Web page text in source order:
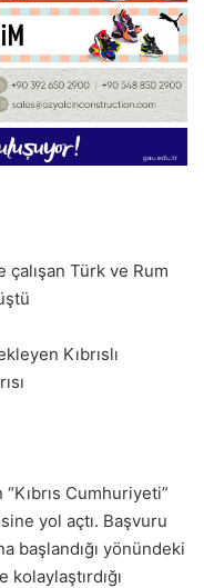
Türk ve Rum
Kıbrıslı
Cumhuriyeti”
yol açtı. Başvuru
başlandığı yönündeki